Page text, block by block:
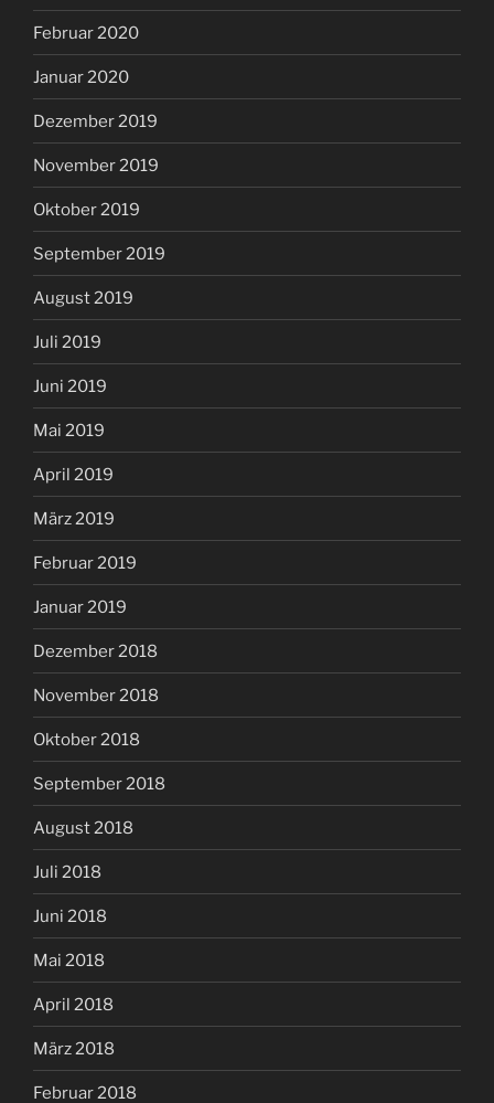
Februar 2020
Januar 2020
Dezember 2019
November 2019
Oktober 2019
September 2019
August 2019
Juli 2019
Juni 2019
Mai 2019
April 2019
März 2019
Februar 2019
Januar 2019
Dezember 2018
November 2018
Oktober 2018
September 2018
August 2018
Juli 2018
Juni 2018
Mai 2018
April 2018
März 2018
Februar 2018